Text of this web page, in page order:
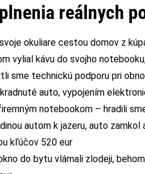
reálnych
okuliare cestou domov z
vylial kávu do svojho
sme technickú podporu pri
auto, vypojením
notebookom – hradili
autom k jazeru, auto
kľúčov 520 eur
do bytu vlámali zlodeji,